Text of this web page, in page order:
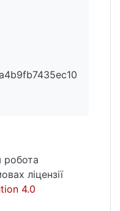
робота
ліцензії
4.0